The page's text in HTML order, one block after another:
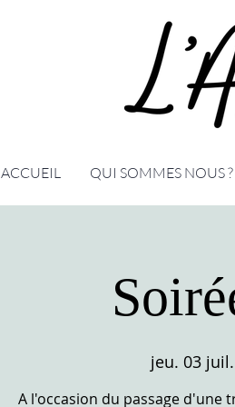
ACCUEIL QUI SOMMES NOUS ?
jeu. 03 juil.
A l'occasion du passage d'une